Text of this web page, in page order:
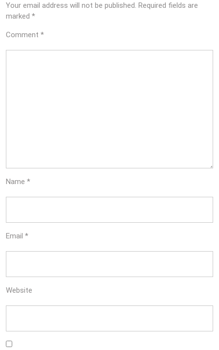
Your email address will not be published. Required fields are
marked *
Comment *
Name *
Email *
Website